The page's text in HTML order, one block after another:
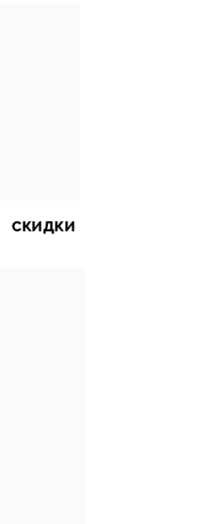
СКИДКИ